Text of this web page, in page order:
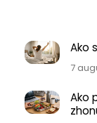
Ako
7
Ako